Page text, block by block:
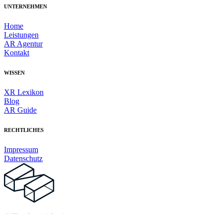
UNTERNEHMEN
Home
Leistungen
AR Agentur
Kontakt
WISSEN
XR Lexikon
Blog
AR Guide
RECHTLICHES
Impressum
Datenschutz